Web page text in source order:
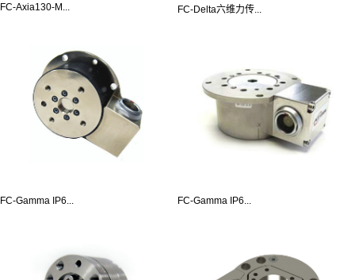
FC-Axia130-M... FC-Delta六维力传...
FC-Gamma IP6... FC-Gamma IP6...